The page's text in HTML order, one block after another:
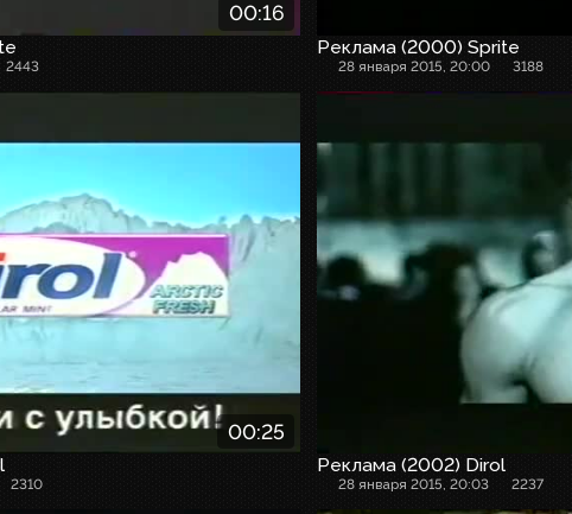
00:16
2443
Реклама (2000) Sprite
28 января 2015, 20:00 3188
00:25
2310
Реклама (2002) Dirol
28 января 2015, 20:03 2237